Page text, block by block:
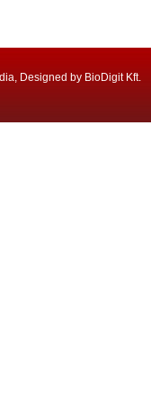
Designed by BioDigit Kft.